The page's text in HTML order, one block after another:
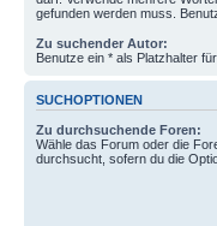
gefunden werden muss.
Zu suchender Autor:
Benutze ein * als Platzhalter
SUCHOPTIONEN
Zu durchsuchende Foren:
Wähle das Forum oder die
durchsucht, sofern du die